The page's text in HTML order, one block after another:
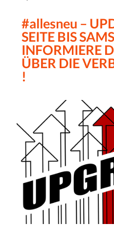
#allesneu –
SEITE BIS
INFORMIERE
ÜBER DIE
!